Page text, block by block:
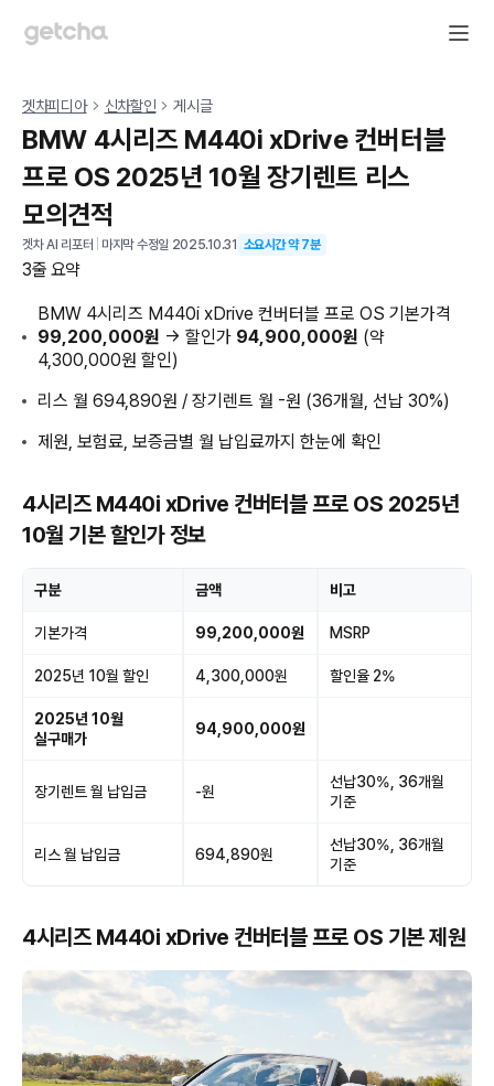
겟차피디아 신차할인 게시글
BMW 4시리즈 M440i xDrive 컨버터블
프로 OS 2025년 10월 장기렌트 리스
모의견적
겟차 AI 리포터 마지막 수정일 2025.10.31 소요시간 약7분
3줄 요약
BMW 4시리즈 M440i xDrive 컨버터블 프로 OS 기본가격
99,200,000원 → 할인가 94,900,000원 (약
4,300,000원 할인)
리스 월 694,890원 / 장기렌트 월 -원 (36개월, 선납 30%)
제원, 보험료, 보증금별 월 납입료까지 한눈에 확인
4시리즈 M440i xDrive 컨버터블 프로 OS 2025년
10월 기본 할인가 정보
구분 금액 비고
기본가격 99,200,000원 MSRP
2025년 10월 할인 4,300,000원 할인율 2%
2025년 10월
실구매가
94,900,000원
장기렌트 월 납입금 -원
선납30%, 36개월
기준
리스 월 납입금 694,890원
선납30%, 36개월
기준
4시리즈 M440i xDrive 컨버터블 프로 OS 기본 제원